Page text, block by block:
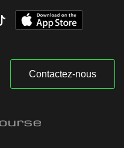
Contactez-nous